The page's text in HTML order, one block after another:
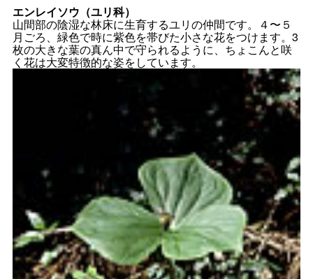
エンレイソウ（ユリ科）
山間部の陰湿な林床に生育するユリの仲間です。４〜５
月ごろ、緑色で時に紫色を帯びた小さな花をつけます。3
枚の大きな葉の真ん中で守られるように、ちょこんと咲
く花は大変特徴的な姿をしています。